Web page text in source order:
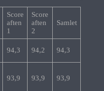
Score
aften
1
Score
aften
2
Samlet
94,3 94,2 94,3
93,9 93,9 93,9